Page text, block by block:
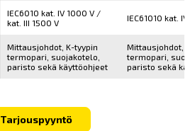
IEC6010 kat. IV 1000 V /
kat. III 1500 V
IEC61010 kat. IV
Mittausjohdot, K-tyypin
termopari, suojakotelo,
paristo sekä käyttöohjeet
Mittausjohdot,
termopari,
paristo sekä
Tarjouspyyntö